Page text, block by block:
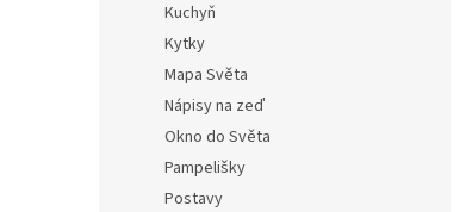
Kuchyň
Kytky
Mapa Světa
Nápisy na zeď
Okno do Světa
Pampelišky
Postavy